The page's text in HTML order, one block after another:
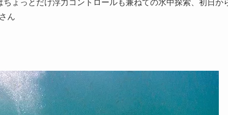
ょっとだけ浮力コントロールも兼ねての水中探索、初日か
ん